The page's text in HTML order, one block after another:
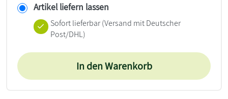
Artikel liefern lassen
Sofort lieferbar(Versand mit Deutscher
Post/DHL)
In den Warenkorb